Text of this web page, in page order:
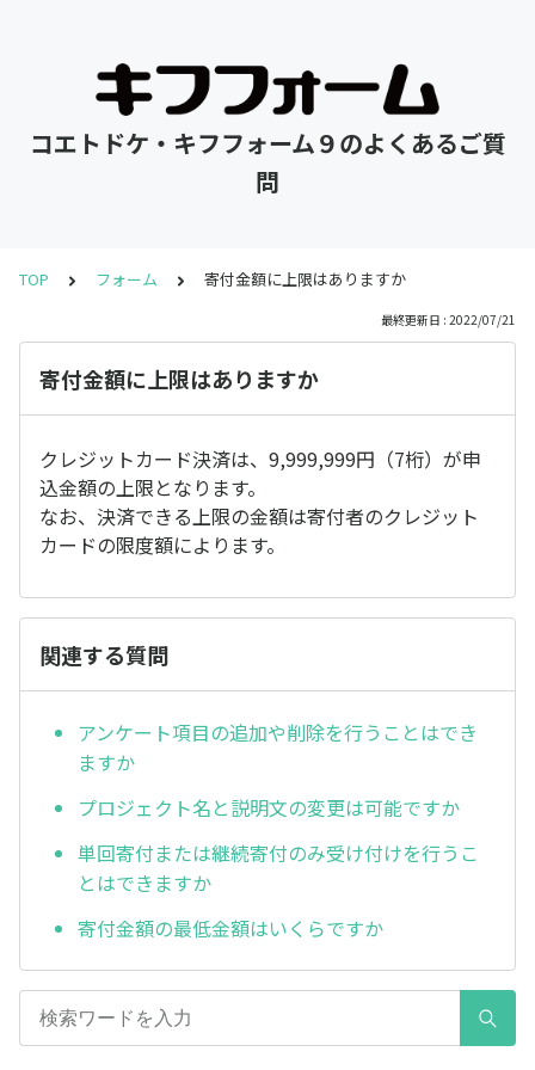
コエトドケ・キフフォーム９のよくあるご質
問
TOP フォーム 寄付金額に上限はありますか
最終更新日 : 2022/07/21
寄付金額に上限はありますか
クレジットカード決済は、9,999,999円（7桁）が申
込金額の上限となります。
なお、決済できる上限の金額は寄付者のクレジット
カードの限度額によります。
関連する質問
アンケート項目の追加や削除を行うことはでき
ますか
プロジェクト名と説明文の変更は可能ですか
単回寄付または継続寄付のみ受け付けを行うこ
とはできますか
寄付金額の最低金額はいくらですか